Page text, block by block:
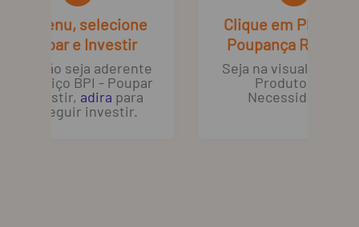
No menu, selecione
Poupar e Investir
Caso não seja aderente
ao Serviço BPI - Poupar
e Investir, adira para
conseguir investir.
Clique em Planos
Poupança
Seja na visualização
Produtos ou
Necessidades.